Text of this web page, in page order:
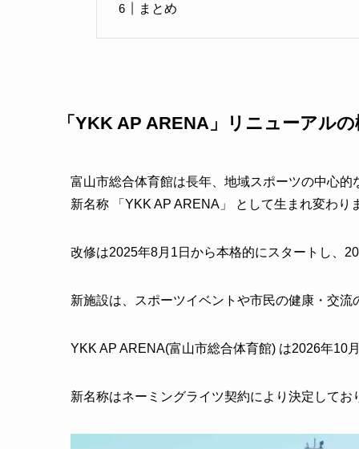
まとめ
「YKK AP ARENA」リニューアル
富山市総合体育館は長年、地域スポーツの中心
新名称 「YKK AP ARENA」 として生まれ変わり
改修は2025年8月1日から本格的にスタートし、
新施設は、スポーツイベントや市民の健康・交
YKK AP ARENA(富山市総合体育館) は2026年10
新名称はネーミングライツ契約により決定して